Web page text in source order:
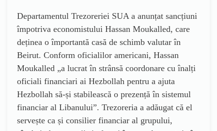
Departamentul Trezoreriei SUA a anunțat sancțiuni
împotriva economistului Hassan Moukalled, care
deținea o împortantă casă de schimb valutar în
Beirut. Conform oficialilor americani, Hassan
Moukalled „a lucrat în strânsă coordonare cu înalți
oficiali financiari ai Hezbollah pentru a ajuta
Hezbollah să-și stabilească o prezență în sistemul
financiar al Libanului”. Trezoreria a adăugat că el
servește ca și consilier financiar al grupului,